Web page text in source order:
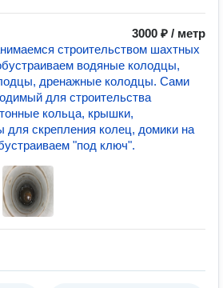
3000 ₽ / метр
строительством шахтных
водяные колодцы,
дренажные колодцы. Сами
для строительства
кольца, крышки,
для скрепления колец, домики на
"под ключ".